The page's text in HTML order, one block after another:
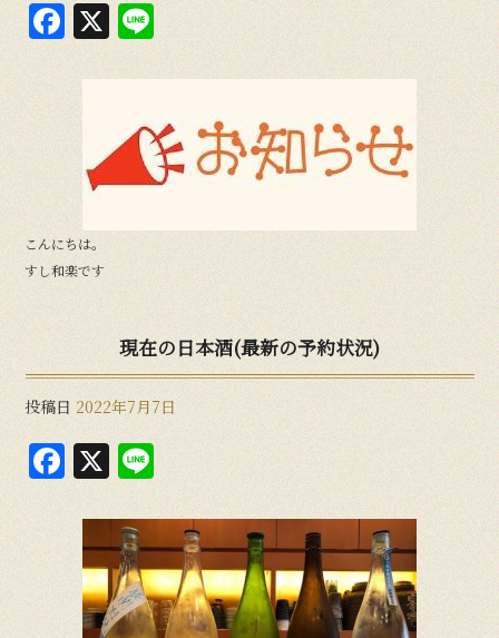
F
a
c
b
o
k
X
e
こんにちは。
すし和楽です
現在の日本酒(最新の予約状況)
投稿日 2022年7月7日
F
a
c
e
b
X
e